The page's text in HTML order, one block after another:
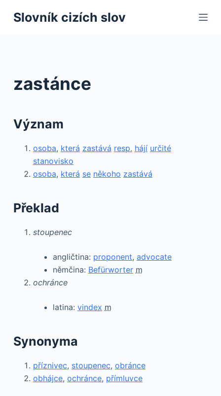
SSlovník cizích slov
zastánce
Význam
osoba, která zastává resp. hájí určité
stanovisko
osoba, která se někoho zastává
Překlad
stoupenec
angličtina: proponent, advocate
němčina: Befürworter m
ochránce
latina: vindex m
Synonyma
příznivec, stoupenec, obránce
obhájce, ochránce, přímluvce